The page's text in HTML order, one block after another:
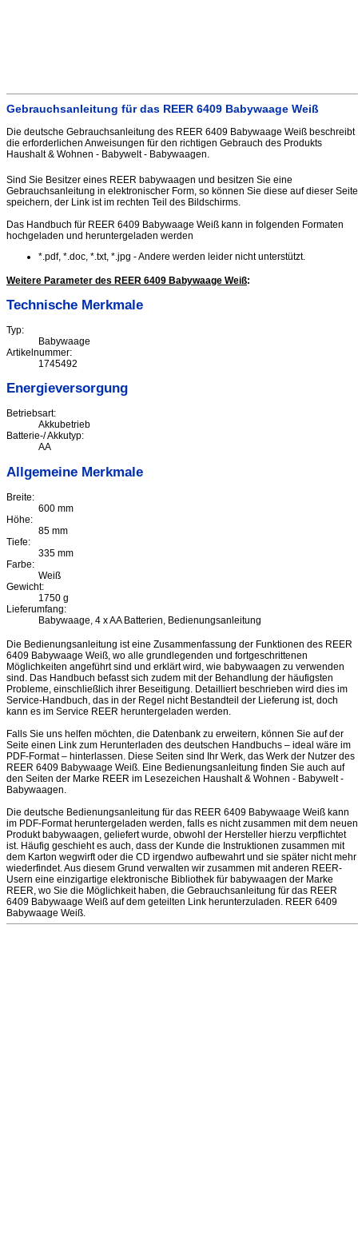
Gebrauchsanleitung für das REER 6409 Babywaage Weiß
Die deutsche Gebrauchsanleitung des REER 6409 Babywaage Weiß beschreibt
die erforderlichen Anweisungen für den richtigen Gebrauch des Produkts
Haushalt & Wohnen - Babywelt - Babywaagen.
Sind Sie Besitzer eines REER babywaagen und besitzen Sie eine
Gebrauchsanleitung in elektronischer Form, so können Sie diese auf dieser Seite
speichern, der Link ist im rechten Teil des Bildschirms.
Das Handbuch für REER 6409 Babywaage Weiß kann in folgenden Formaten
hochgeladen und heruntergeladen werden
*.pdf, *.doc, *.txt, *.jpg - Andere werden leider nicht unterstützt.
Weitere Parameter des REER 6409 Babywaage Weiß:
Technische Merkmale
Typ:
Babywaage
Artikelnummer:
1745492
Energieversorgung
Betriebsart:
Akkubetrieb
Batterie-/ Akkutyp:
AA
Allgemeine Merkmale
Breite:
600 mm
Höhe:
85 mm
Tiefe:
335 mm
Farbe:
Weiß
Gewicht:
1750 g
Lieferumfang:
Babywaage, 4 x AA Batterien, Bedienungsanleitung
Die Bedienungsanleitung ist eine Zusammenfassung der Funktionen des REER
6409 Babywaage Weiß, wo alle grundlegenden und fortgeschrittenen
Möglichkeiten angeführt sind und erklärt wird, wie babywaagen zu verwenden
sind. Das Handbuch befasst sich zudem mit der Behandlung der häufigsten
Probleme, einschließlich ihrer Beseitigung. Detailliert beschrieben wird dies im
Service-Handbuch, das in der Regel nicht Bestandteil der Lieferung ist, doch
kann es im Service REER heruntergeladen werden.
Falls Sie uns helfen möchten, die Datenbank zu erweitern, können Sie auf der
Seite einen Link zum Herunterladen des deutschen Handbuchs – ideal wäre im
PDF-Format – hinterlassen. Diese Seiten sind Ihr Werk, das Werk der Nutzer des
REER 6409 Babywaage Weiß. Eine Bedienungsanleitung finden Sie auch auf
den Seiten der Marke REER im Lesezeichen Haushalt & Wohnen - Babywelt -
Babywaagen.
Die deutsche Bedienungsanleitung für das REER 6409 Babywaage Weiß kann
im PDF-Format heruntergeladen werden, falls es nicht zusammen mit dem neuen
Produkt babywaagen, geliefert wurde, obwohl der Hersteller hierzu verpflichtet
ist. Häufig geschieht es auch, dass der Kunde die Instruktionen zusammen mit
dem Karton wegwirft oder die CD irgendwo aufbewahrt und sie später nicht mehr
wiederfindet. Aus diesem Grund verwalten wir zusammen mit anderen REER-
Usern eine einzigartige elektronische Bibliothek für babywaagen der Marke
REER, wo Sie die Möglichkeit haben, die Gebrauchsanleitung für das REER
6409 Babywaage Weiß auf dem geteilten Link herunterzuladen. REER 6409
Babywaage Weiß.